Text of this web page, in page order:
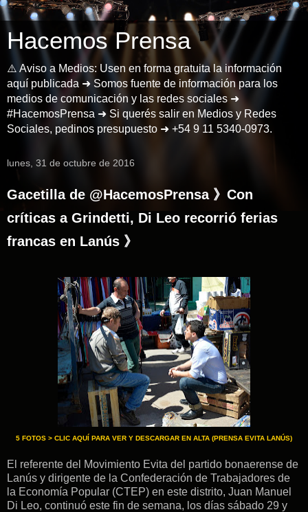
Hacemos Prensa
⚠️ Aviso a Medios: Usen en forma gratuita la información
aquí publicada ➜ Somos fuente de información para los
medios de comunicación y las redes sociales ➜
#HacemosPrensa ➜ Si querés salir en Medios y Redes
Sociales, pedinos presupuesto ➜ +54 9 11 5340-0973.
lunes, 31 de octubre de 2016
Gacetilla de @HacemosPrensa 》Con
críticas a Grindetti, Di Leo recorrió ferias
francas en Lanús 》
5 FOTOS > CLIC AQUÍ PARA VER Y DESCARGAR EN ALTA (PRENSA EVITA LANÚS)
El referente del Movimiento Evita del partido bonaerense de
Lanús y dirigente de la Confederación de Trabajadores de
la Economía Popular (CTEP) en este distrito, Juan Manuel
Di Leo, continuó este fin de semana, los días sábado 29 y